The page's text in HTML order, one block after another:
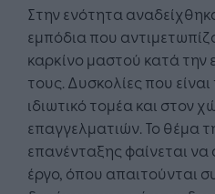
Στην ενότητα
εμπόδια που
καρκίνο μαστού κατά την
τους. Δυσκολίες που
ιδιωτικό τομέα και στον
επαγγελματιών. Το θέμα
επανένταξης φαίνεται
έργο, όπου απαιτούνται